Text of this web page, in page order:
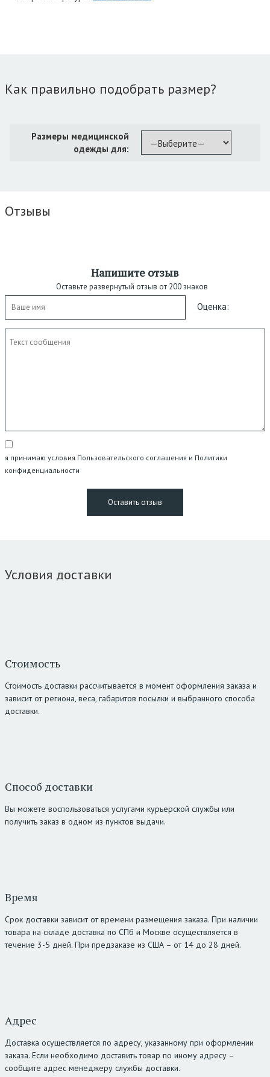
Как правильно подобрать размер?
Размеры медицинской
одежды для:
Отзывы
Напишите отзыв
Оставьте развернутый отзыв от 200 знаков
Оценка:
я принимаю условия Пользовательского соглашения и Политики
конфиденциальности
Условия доставки
Стоимость
Стоимость доставки рассчитывается в момент оформления заказа и
зависит от региона, веса, габаритов посылки и выбранного способа
доставки.
Способ доставки
Вы можете воспользоваться услугами курьерской службы или
получить заказ в одном из пунктов выдачи.
Время
Срок доставки зависит от времени размещения заказа. При наличии
товара на складе доставка по СПб и Москве осуществляется в
течение 3-5 дней. При предзаказе из США – от 14 до 28 дней.
Адрес
Доставка осуществляется по адресу, указанному при оформлении
заказа. Если необходимо доставить товар по иному адресу –
сообщите адрес менеджеру службы доставки.